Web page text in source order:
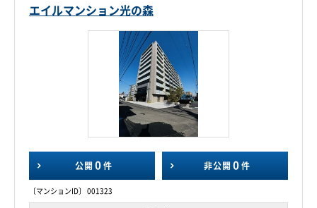
エイルマンション光の森
公開 0 件 非公開 0 件
〔マンションID〕 001323